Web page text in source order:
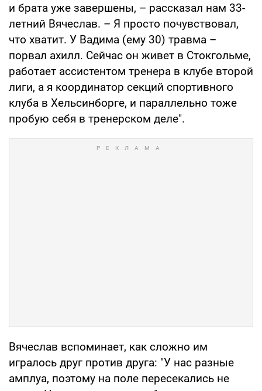
и брата уже завершены, – рассказал нам 33-
летний Вячеслав. – Я просто почувствовал,
что хватит. У Вадима (ему 30) травма –
порвал ахилл. Сейчас он живет в Стокгольме,
работает ассистентом тренера в клубе второй
лиги, а я координатор секций спортивного
клуба в Хельсинборге, и параллельно тоже
пробую себя в тренерском деле".
Вячеслав вспоминает, как сложно им
игралось друг против друга: "У нас разные
амплуа, поэтому на поле пересекались не